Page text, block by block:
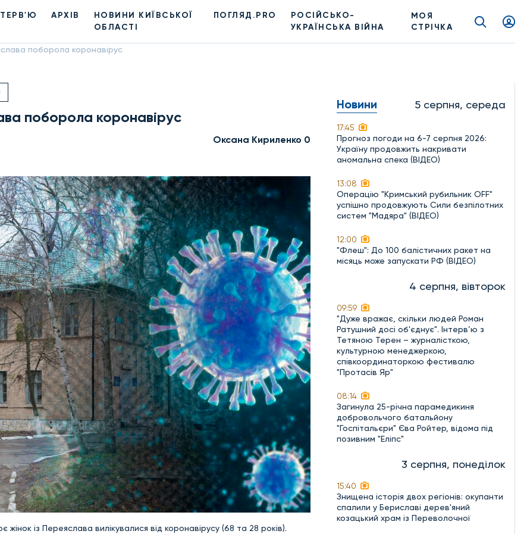
АРХІВ
НОВИНИ КИЇВСЬКОЇ
ОБЛАСТІ
ПОГЛЯД.PRO
РОСІЙСЬКО-
УКРАЇНСЬКА ВІЙНА
МОЯ
СТРІЧКА
поборола коронавірус
поборола коронавірус
Оксана Кириленко 0
жінок із Переяслава вилікувалися від коронавірусу (68 та 28 років).
Новини 5 серпня, середа
17:45
Прогноз погоди на 6-7 серпня 2026:
Україну продовжить накривати
аномальна спека (ВІДЕО)
13:08
Операцію "Кримський рубильник OFF"
успішно продовжують Сили безпілотних
систем "Мадяра" (ВІДЕО)
12:00
"Флеш": До 100 балістичних ракет на
місяць може запускати РФ (ВІДЕО)
4 серпня, вівторок
09:59
"Дуже вражає, скільки людей Роман
Ратушний досі об'єднує". Інтерв’ю з
Тетяною Терен – журналісткою,
культурною менеджеркою,
співкоординаторкою фестивалю
"Протасів Яр"
08:14
Загинула 25-річна парамедикиня
добровольчого батальйону
"Госпітальєри" Єва Ройтер, відома під
позивним "Еліпс"
3 серпня, понеділок
15:40
Знищена історія двох регіонів: окупанти
спалили у Бериславі дерев'яний
козацький храм із Переволочної